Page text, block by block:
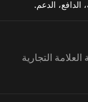
الدافع، الدعم.
العلامة التجارية